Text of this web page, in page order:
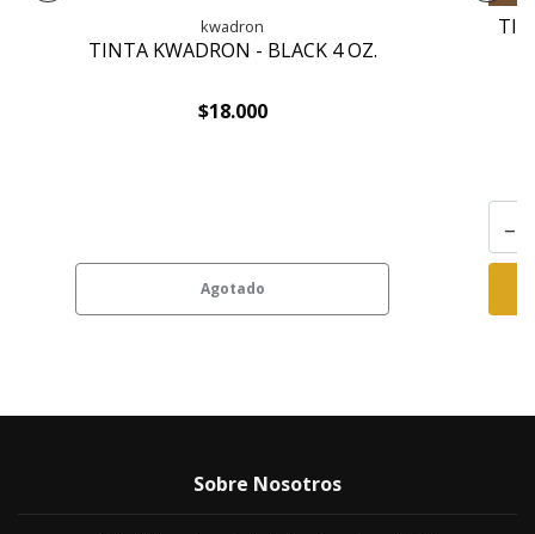
kwadron
TINTA KWADRON - BLACK 4 OZ.
$18.000
Agotado
-
Sobre Nosotros